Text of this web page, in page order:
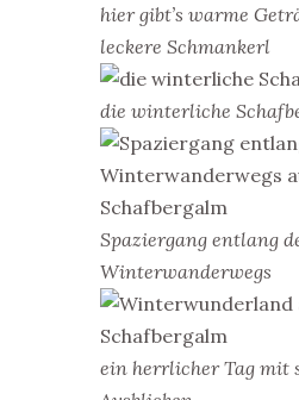
hier gibt’s warme
leckere Schmankerl
die winterliche
Spaziergang entlang
Winterwanderwegs
ein herrlicher Tag mit